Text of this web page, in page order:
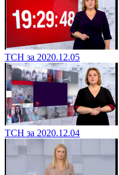
ТСН за 2020.12.05
ТСН за 2020.12.04